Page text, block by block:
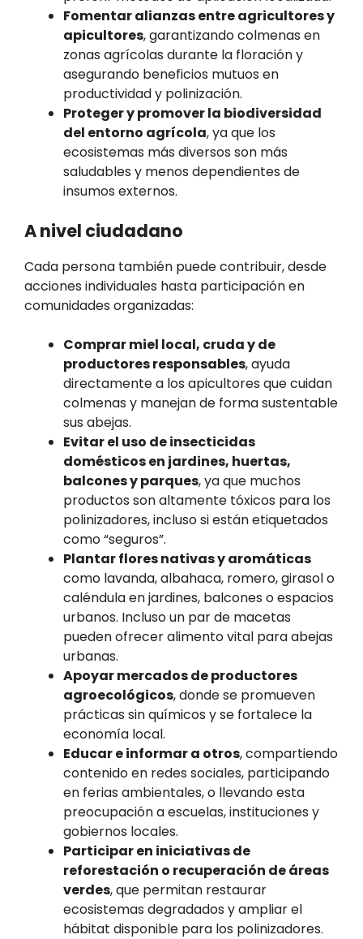
Fomentar alianzas entre agricultores y
apicultores, garantizando colmenas en
zonas agrícolas durante la floración y
asegurando beneficios mutuos en
productividad y polinización.
Proteger y promover la biodiversidad
del entorno agrícola, ya que los
ecosistemas más diversos son más
saludables y menos dependientes de
insumos externos.
A nivel ciudadano
Cada persona también puede contribuir, desde
acciones individuales hasta participación en
comunidades organizadas:
Comprar miel local, cruda y de
productores responsables, ayuda
directamente a los apicultores que cuidan
colmenas y manejan de forma sustentable
sus abejas.
Evitar el uso de insecticidas
domésticos en jardines, huertas,
balcones y parques, ya que muchos
productos son altamente tóxicos para los
polinizadores, incluso si están etiquetados
como “seguros”.
Plantar flores nativas y aromáticas
como lavanda, albahaca, romero, girasol o
caléndula en jardines, balcones o espacios
urbanos. Incluso un par de macetas
pueden ofrecer alimento vital para abejas
urbanas.
Apoyar mercados de productores
agroecológicos, donde se promueven
prácticas sin químicos y se fortalece la
economía local.
Educar e informar a otros, compartiendo
contenido en redes sociales, participando
en ferias ambientales, o llevando esta
preocupación a escuelas, instituciones y
gobiernos locales.
Participar en iniciativas de
reforestación o recuperación de áreas
verdes, que permitan restaurar
ecosistemas degradados y ampliar el
hábitat disponible para los polinizadores.